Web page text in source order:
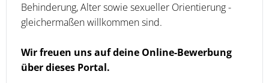
Behinderung, Alter sowie sexueller Orientierung -
gleichermaßen willkommen sind.
Wir freuen uns auf deine Online-Bewerbung
über dieses Portal.